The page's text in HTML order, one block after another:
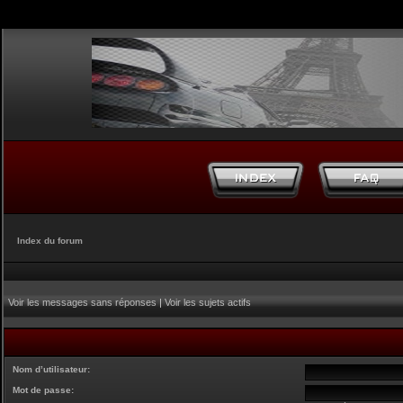
Index du forum
Voir les messages sans réponses|Voir les sujets actifs
Nom d’utilisateur:
Mot de passe: